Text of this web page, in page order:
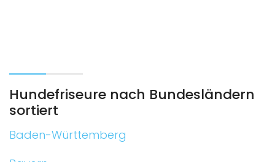
Hundefriseure nach Bundesländern
sortiert
Baden-Württemberg